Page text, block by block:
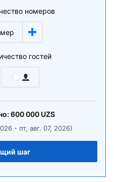
номеров
гостей
600 000 UZS
- пт, авг. 07, 2026)
шаг